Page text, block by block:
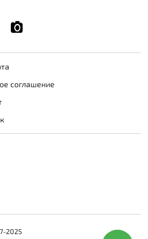
соглашение
2025